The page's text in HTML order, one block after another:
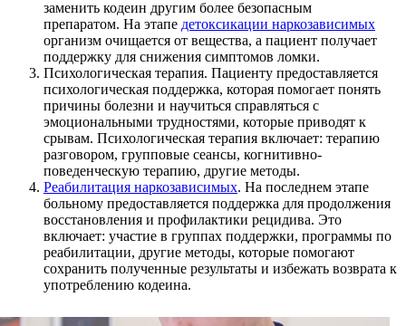
заменить кодеин другим более безопасным
препаратом. На этапе детоксикации наркозависимых
организм очищается от вещества, а пациент получает
поддержку для снижения симптомов ломки.
Психологическая терапия. Пациенту предоставляется
психологическая поддержка, которая помогает понять
причины болезни и научиться справляться с
эмоциональными трудностями, которые приводят к
срывам. Психологическая терапия включает: терапию
разговором, групповые сеансы, когнитивно-
поведенческую терапию, другие методы.
Реабилитация наркозависимых. На последнем этапе
больному предоставляется поддержка для продолжения
восстановления и профилактики рецидива. Это
включает: участие в группах поддержки, программы по
реабилитации, другие методы, которые помогают
сохранить полученные результаты и избежать возврата к
употреблению кодеина.